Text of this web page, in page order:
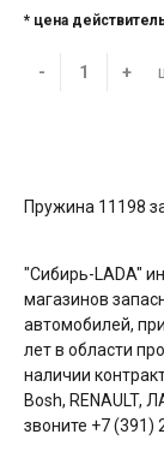
* цена
- +
Пружина 11198
"Сибирь-LADA"
магазинов
автомобилей,
лет в области
наличии
Bosh,
звоните +7 (391)